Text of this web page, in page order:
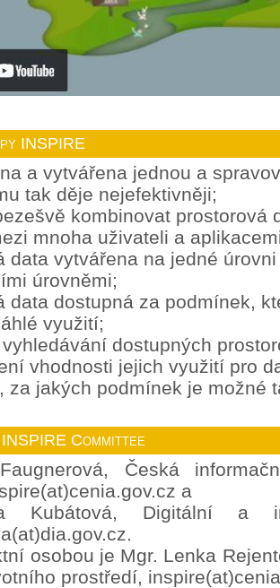
INSPIRE
a vytvářena jednou a
tak děje nejefektivněji;
kombinovat prostorová
mnoha uživateli a
data vytvářena na jedné
úrovněmi;
data dostupná za podmínek,
využití;
dostupných
vhodnosti jejich využití pro
za jakých podmínek je možné
Committee
Česká
a
Kubátová, Digitální a
osobou je Mgr. Lenka
prostředí,